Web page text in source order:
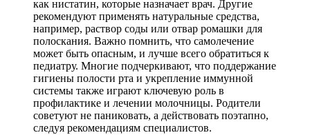
как нистатин, которые назначает врач. Другие
рекомендуют применять натуральные средства,
например, раствор соды или отвар ромашки для
полоскания. Важно помнить, что самолечение
может быть опасным, и лучше всего обратиться к
педиатру. Многие подчеркивают, что поддержание
гигиены полости рта и укрепление иммунной
системы также играют ключевую роль в
профилактике и лечении молочницы. Родители
советуют не паниковать, а действовать поэтапно,
следуя рекомендациям специалистов.